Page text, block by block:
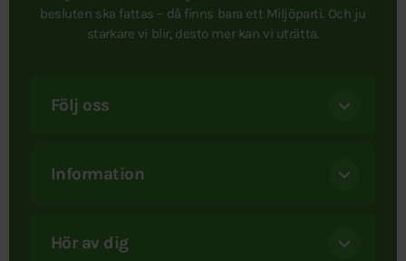
besluten ska fattas – då finns bara ett Miljöparti. Och ju
starkare vi blir, desto mer kan vi uträtta.
Följ oss
Information
Hör av dig